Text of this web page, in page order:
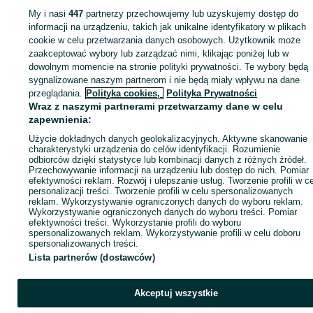
Zaloguj się lub załóż konto na OLX, aby skontaktować się z
sprzedającym
Zaloguj się / Załóż konto
Zadzwoń / SMS
My i nasi447 partnerzy przechowujemy lub uzyskujemy dostęp do
informacji na urządzeniu, takich jak unikalne identyfikatory w plikach
cookie w celu przetwarzania danych osobowych. Użytkownik może
zaakceptować wybory lub zarządzać nimi, klikając poniżej lub w
dowolnym momencie na stronie polityki prywatności. Te wybory będą
sygnalizowane naszym partnerom i nie będą miały wpływu na dane
przeglądania. Polityka cookies, Polityka Prywatności
Wraz z naszymi partnerami przetwarzamy dane w celu
zapewnienia:
Użycie dokładnych danych geolokalizacyjnych. Aktywne skanowanie
charakterystyki urządzenia do celów identyfikacji. Rozumienie
odbiorców dzięki statystyce lub kombinacji danych z różnych źródeł.
Przechowywanie informacji na urządzeniu lub dostęp do nich. Pomiar
efektywności reklam. Rozwój i ulepszanie usług. Tworzenie profili w
personalizacji treści. Tworzenie profili w celu spersonalizowanych
reklam. Wykorzystywanie ograniczonych danych do wyboru reklam.
Wykorzystywanie ograniczonych danych do wyboru treści. Pomiar
efektywności treści. Wykorzystanie profili do wyboru
spersonalizowanych reklam. Wykorzystywanie profili w celu doboru
spersonalizowanych treści.
Lista partnerów (dostawców)
Akceptuj wszystkie